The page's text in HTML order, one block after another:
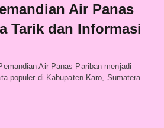
Air Panas
Tarik dan Informasi
Air Panas Pariban menjadi
populer di Kabupaten Karo, Sumatera